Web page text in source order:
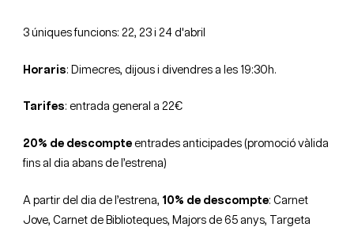
3 úniques funcions: 22, 23 i 24 d'abril
Horaris: Dimecres, dijous i divendres a les 19:30h.
Tarifes: entrada general a 22€
20% de descompte entrades anticipades (promoció vàlida
fins al dia abans de l’estrena)
A partir del dia de l’estrena, 10% de descompte: Carnet
Jove, Carnet de Biblioteques, Majors de 65 anys, Targeta